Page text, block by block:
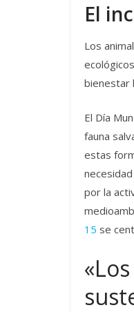
El
Los
bienestar
El Día
fauna
estas
por la
15 se